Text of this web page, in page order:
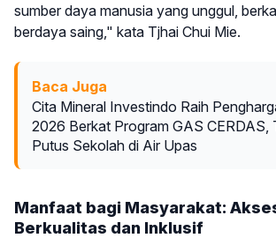
sumber daya manusia yang unggul,
berdaya saing," kata Tjhai Chui Mie.
Baca Juga
Cita Mineral Investindo Raih
2026 Berkat Program GAS CERDAS,
Putus Sekolah di Air Upas
Manfaat bagi Masyarakat:
Berkualitas dan Inklusif